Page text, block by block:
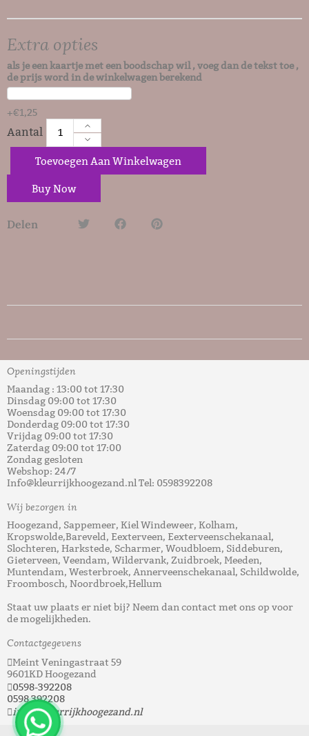
Extra opties
als je een kaartje met een boodschap wil , voeg dan de tekst toe ,
de prijs word in de winkelwagen berekend
+€1,25
Toevoegen Aan Winkelwagen
Buy Now
Delen
Openingstijden
Maandag : 13:00 tot 17:30
Dinsdag 09:00 tot 17:30
Woensdag 09:00 tot 17:30
Donderdag 09:00 tot 17:30
Vrijdag 09:00 tot 17:30
Zaterdag 09:00 tot 17:00
Zondag gesloten
Webshop: 24/7
Info@kleurrijkhoogezand.nl Tel: 0598392208
Wij bezorgen in
Hoogezand, Sappemeer, Kiel Windeweer, Kolham,
Kropswolde,Bareveld, Eexterveen, Eexterveenschekanaal,
Slochteren, Harkstede, Scharmer, Woudbloem, Siddeburen,
Gieterveen, Veendam, Wildervank, Zuidbroek, Meeden,
Muntendam, Westerbroek, Annerveenschekanaal, Schildwolde,
Froombosch, Noordbroek,Hellum
Staat uw plaats er niet bij? Neem dan contact met ons op voor
de mogelijkheden.
Contactgegevens
Meint Veningastraat 59
9601KD Hoogezand
0598-392208
0598 392208
info@kleurrijkhoogezand.nl